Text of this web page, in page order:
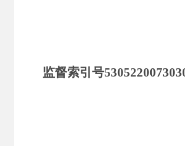
监督索引号